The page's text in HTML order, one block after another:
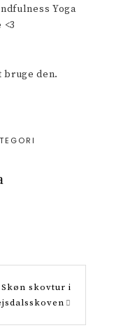
Yoga
<3
bruge den.
Skøn skovtur i